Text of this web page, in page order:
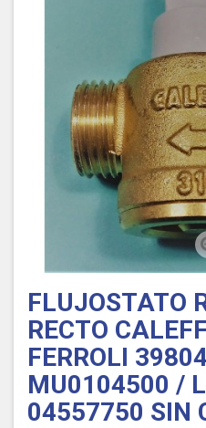
FLUJOSTATO
RECTO
FERROLI
MU0104500 /
04557750 SIN